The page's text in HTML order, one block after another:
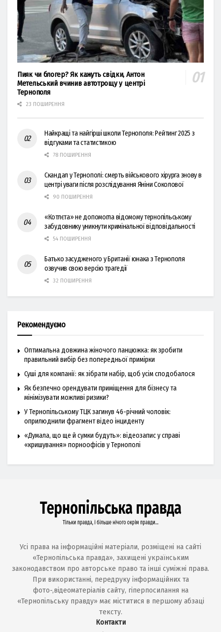
Пияк чи блогер? Як кажуть свідки, Антон
Метельський вчинив автотрощу у центрі
Тернополя
23 ПОШИРЕННЯ
Найкращі та найгірші школи Тернополя: Рейтинг 2025 з
відгуками та статистикою
78 ПОШИРЕННЯ
Скандал у Тернополі: смерть військового хірурга знову в
центрі уваги після розслідування Яніни Соколової
90 ПОШИРЕННЯ
«Котлєта» не допомогла відомому тернопільському
забудовнику уникнути кримінальної відповідальності
54 ПОШИРЕННЯ
Батько засудженого у Британії юнака з Тернополя
озвучив свою версію трагедії
32 ПОШИРЕННЯ
Рекомендуємо
Оптимальна довжина жіночого ланцюжка: як зробити
правильний вибір без попередньої примірки
Суші для компанії: як зібрати набір, щоб усім сподобалося
Як безпечно орендувати приміщення для бізнесу та
мінімізувати можливі ризики?
У Тернопільському ТЦК загинув 46-річний чоловік:
оприлюднили фрагмент відео інциденту
«Думала, що ще й сумки будуть»: відеозапис у справі
«кришування» порноофісів у Тернополі
Усі права на інформаційні матеріали, розміщені на сайті
«Тернопільська правда», захищені українським
законодавством про авторське право та інші суміжні права.
При використанні, передруку інформаційних та
фото-,відеоматеріалів сайту, гіперпосилання на
«Тернопільську правду» має міститися в першому абзаці
тексту.
Контакти